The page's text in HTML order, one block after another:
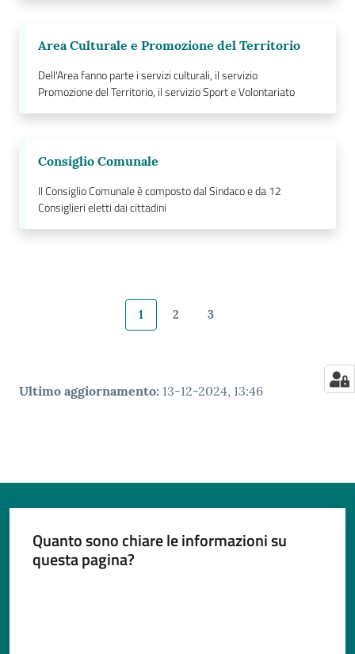
Area Culturale e Promozione del Territorio
Dell'Area fanno parte i servizi culturali, il servizio
Promozione del Territorio, il servizio Sport e Volontariato
Consiglio Comunale
Il Consiglio Comunale è composto dal Sindaco e da 12
Consiglieri eletti dai cittadini
Pagina precedente
Pagina
1 Pagina
2 Pagina
3
Ultimo aggiornamento: 13-12-2024, 13:46
Quanto sono chiare le informazioni su
questa pagina?